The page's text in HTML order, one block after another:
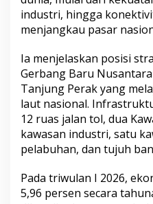
industri, hingga
menjangkau pasar
Ia menjelaskan posisi
Gerbang Baru
Tanjung Perak yang
laut nasional.
12 ruas jalan tol, dua
kawasan industri, satu
pelabuhan, dan tujuh
Pada triwulan I 2026,
5,96 persen secara